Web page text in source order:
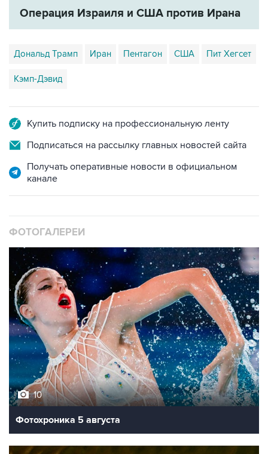
Дональд Трамп Иран Пентагон США Пит Хегсет
Кэмп-Дэвид
Подписаться на рассылку главных новостей сайта
Получать оперативные новости в официальном
10
Фотохроника 5 августа